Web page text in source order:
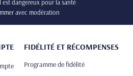
est dangereux pour la santé
avec modération
FIDÉLITÉ ET RÉCOMPENSES
Programme de fidélité